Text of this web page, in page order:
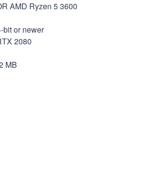
AMD Ryzen 5 3600
bit or newer
2080
MB